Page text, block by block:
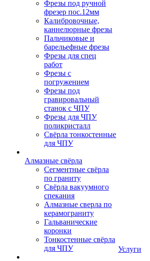
Фрезы под ручной
фрезер пос.12мм
Калибровочные,
каннелюрные фрезы
Пальчиковые и
барельефные фрезы
Фрезы для спец
работ
Фрезы с
погружением
Фрезы под
гравировальный
станок с ЧПУ
Фрезы для ЧПУ
поликристалл
Свёрла тонкостенные
для ЧПУ
Алмазные свёрла
Сегментные свёрла
по граниту
Свёрла вакуумного
спекания
Алмазные сверла по
керамограниту
Гальванические
коронки
Тонкостенные свёрла
для ЧПУ
Услуги